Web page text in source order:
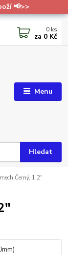
📢>>
Menu
Hledat
0 ks
za 0 Kč
Černý, 1.2"